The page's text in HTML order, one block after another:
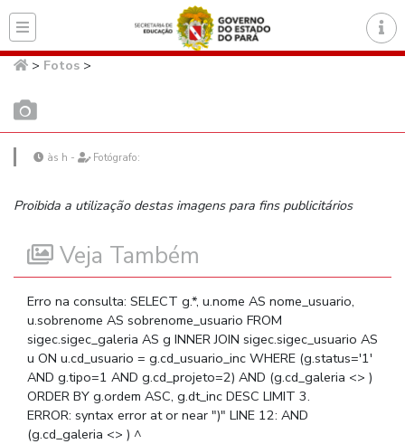
Página inicial do
> Fotos >
às h - Fotógrafo:
Proibida a utilização destas imagens para fins publicitários
Veja Também
Erro na consulta: SELECT g.*, u.nome AS nome_usuario,
u.sobrenome AS sobrenome_usuario FROM
sigec.sigec_galeria AS g INNER JOIN sigec.sigec_usuario AS
u ON u.cd_usuario = g.cd_usuario_inc WHERE (g.status='1'
AND g.tipo=1 AND g.cd_projeto=2) AND (g.cd_galeria <> )
ORDER BY g.ordem ASC, g.dt_inc DESC LIMIT 3.
ERROR: syntax error at or near ")" LINE 12: AND
(g.cd_galeria <> ) ^